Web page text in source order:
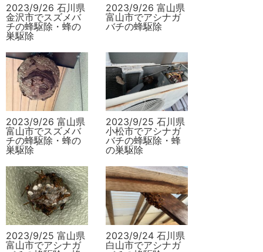
2023/9/26 石川県
金沢市でスズメバ
チの蜂駆除・蜂の
巣駆除
2023/9/26 富山県
富山市でアシナガ
バチの蜂駆除
2023/9/26 富山県
富山市でスズメバ
チの蜂駆除・蜂の
巣駆除
2023/9/25 石川県
小松市でアシナガ
バチの蜂駆除・蜂
の巣駆除
2023/9/25 富山県
富山市でアシナガ
2023/9/24 石川県
白山市でアシナガ